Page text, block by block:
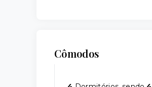
Cômodos